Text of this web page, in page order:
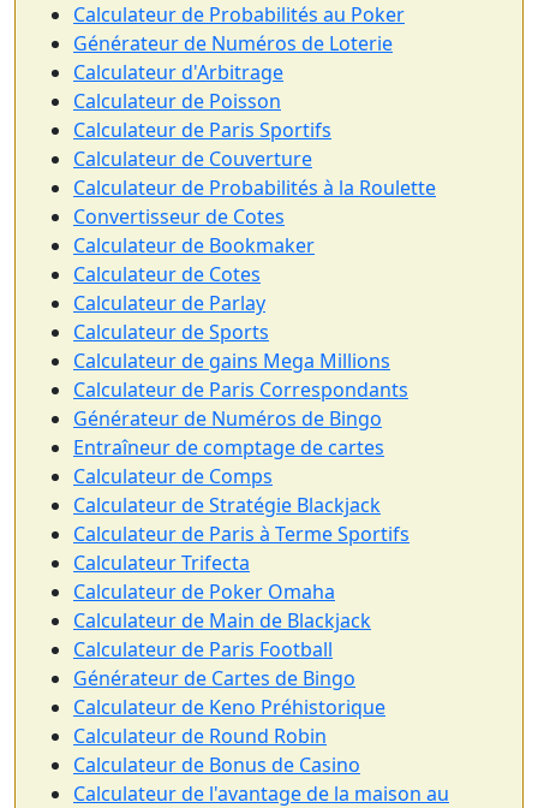
Calculateur de Probabilités au Poker
Générateur de Numéros de Loterie
Calculateur d'Arbitrage
Calculateur de Poisson
Calculateur de Paris Sportifs
Calculateur de Couverture
Calculateur de Probabilités à la Roulette
Convertisseur de Cotes
Calculateur de Bookmaker
Calculateur de Cotes
Calculateur de Parlay
Calculateur de Sports
Calculateur de gains Mega Millions
Calculateur de Paris Correspondants
Générateur de Numéros de Bingo
Entraîneur de comptage de cartes
Calculateur de Comps
Calculateur de Stratégie Blackjack
Calculateur de Paris à Terme Sportifs
Calculateur Trifecta
Calculateur de Poker Omaha
Calculateur de Main de Blackjack
Calculateur de Paris Football
Générateur de Cartes de Bingo
Calculateur de Keno Préhistorique
Calculateur de Round Robin
Calculateur de Bonus de Casino
Calculateur de l'avantage de la maison au